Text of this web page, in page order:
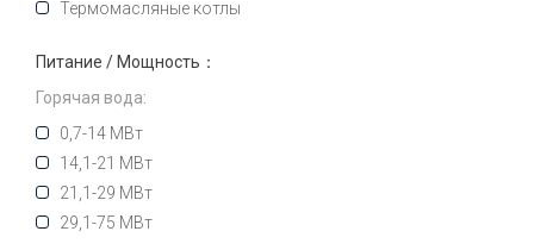
Термомасляные котлы
Питание / Мощность：
Горячая вода:
0,7-14 МВт
14,1-21 МВт
21,1-29 МВт
29,1-75 МВт